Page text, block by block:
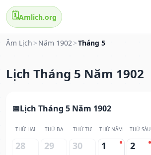
🗓️Amlich.org
Âm Lịch > Năm 1902>Tháng 5
Lịch Tháng 5 Năm 1902
Lịch Tháng 5 Năm 1902
THỨ HAI THỨ BA THỨ TƯ THỨ NĂM THỨ SÁU
28 29 30 1 2